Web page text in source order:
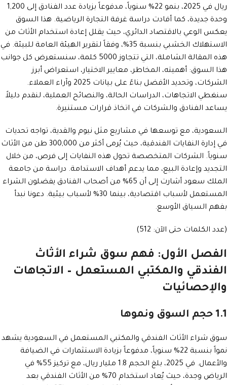
ريال في 2025، بنمو 22% سنوياً، مدفوعاً بزيادة عدد الفنادق إلى 1,200
وحدة جديدة، كما أفادت دراسة غرفة التجارة الرياضية. هذا السوق
يعكس الوعي بالاقتصاد الدائري، حيث يقلل إعادة استخدام الأثاث من
الاستهلاك الخشبي بنسبة 35%، وفقاً لتقرير الهيئة العامة للبيئة. في
هذه المقالة الشاملة، التي تتجاوز 5000 كلمة، سنستعرض كل جوانب
هذا السوق: أهميته، المخاطر، معايير الاختيار، استعراض أبرز
الشركات، وتحديد الأفضل بناءً على بيانات 2025 وآراء العملاء.
سنغطي الاتجاهات، الدراسات الحالة، والنصائح العملية، لنقدم دليلاً
يساعد الفنادق والشركات في اتخاذ قرارات مستنيرة.
السعودية، مع توسعها في مشاريع مثل نيوم والقدية، تواجه تحديات
في إدارة النفايات الفندقية، حيث يُرمى أكثر من 300,000 طن من الأثاث
سنوياً. الشركات المتخصصة تحول هذه النفايات إلى فرص، من خلال
التجديد وإعادة البيع، مما يدعم أهداف الاستدامة. دراسة من جامعة
الملك سعود أشارت إلى أن 65% من أصحاب الفنادق يفضلون الشراء
المستعمل لأسباب اقتصادية، بينما 30% لأسباب بيئية. دعونا نبدأ
بفهم السياق الأوسع.
(عدد الكلمات حتى الآن: 512)
الفصل الأول: فهم سوق شراء الأثاث
الفندقي والمكتبي المستعمل – الاتجاهات
والإحصائيات
1.1 حجم السوق ونموها
سوق شراء الأثاث الفندقي والمكتبي المستعمل في السعودية يشهد
نمواً بنسبة 22% سنوياً، مدفوعاً بزيادة الاستثمارات في الضيافة
والأعمال. في 2025، بلغ الحجم 1.8 مليار ريال، مع تركيز 55% في
الرياض وجدة، حيث يُعاد استخدام 70% من الأثاث الفندقي بعد